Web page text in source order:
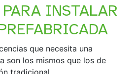
INSTALAR
que necesita una
son los mismos que los de
tradicional.